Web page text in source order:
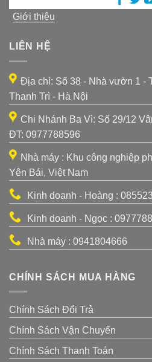
Giới thiệu
LIÊN HỆ
Địa chỉ: Số 38 - Nhà vườn 1 -
Thanh Trì - Hà Nội
Chi Nhánh Ba Vì: Số 29/12
ĐT: 0977788596
Nhà máy : Khu công nghiệp
Yên Bái, Việt Nam
Kinh doanh - Hoàng :
Kinh doanh - Ngọc :
Nhà máy : 0941804666
CHÍNH SÁCH MUA HÀNG
Chính Sách Đổi Trả
Chính Sách Vận Chuyển
Chính Sách Thanh Toán